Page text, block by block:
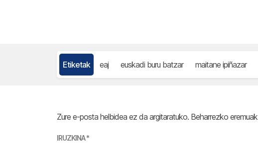
Etiketak eaj euskadi buru batzar maitane ipiñazar
Zure e-posta helbidea ez da argitaratuko. Beharrezko eremuak
IRUZKINA*